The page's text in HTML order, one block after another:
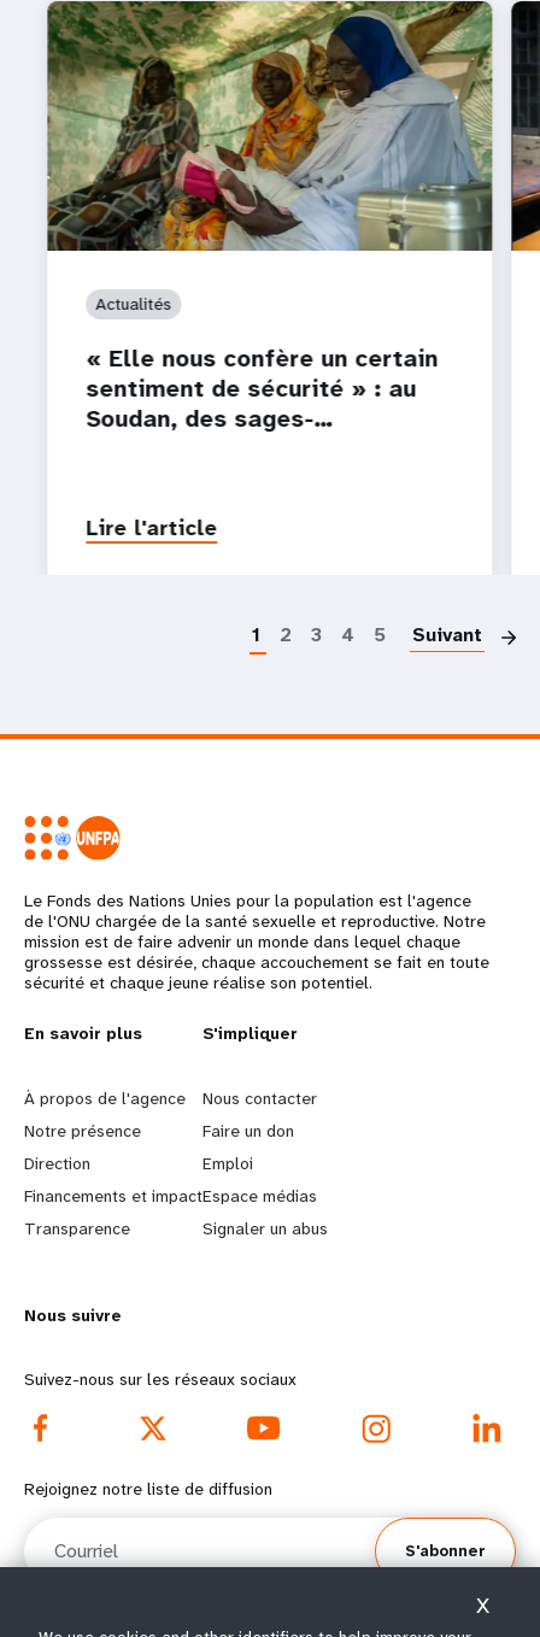
Actualités
« Elle nous confère un certain
sentiment de sécurité » : au
Soudan, des sages-…
Lire l'article
1 2 3 4 5 Suivant
Le Fonds des Nations Unies pour la population est l'agence
de l'ONU chargée de la santé sexuelle et reproductive. Notre
mission est de faire advenir un monde dans lequel chaque
grossesse est désirée, chaque accouchement se fait en toute
sécurité et chaque jeune réalise son potentiel.
L
e
a
r
n
o
r
e
f
o
t
En savoir plus
À propos de l'agence
Notre présence
Direction
Financements et impact
Transparence
G
o
b
e
y
d
o
t
e
S'impliquer
Nous contacter
Faire un don
Emploi
Espace médias
Signaler un abus
Nous suivre
Suivez-nous sur les réseaux sociaux
Rejoignez notre liste de diffusion
S'abonner
X